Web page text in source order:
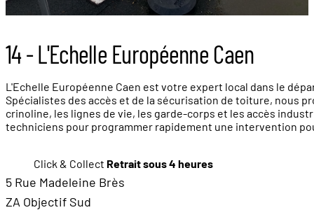
14 - L'Echelle Européenne Caen
L'Echelle Européenne Caen est votre expert local dans le
Spécialistes des accès et de la sécurisation de toiture, nous
crinoline, les lignes de vie, les garde-corps et les accès
techniciens pour programmer rapidement une intervention
Click & Collect Retrait sous 4 heures
5 Rue Madeleine Brès
ZA Objectif Sud